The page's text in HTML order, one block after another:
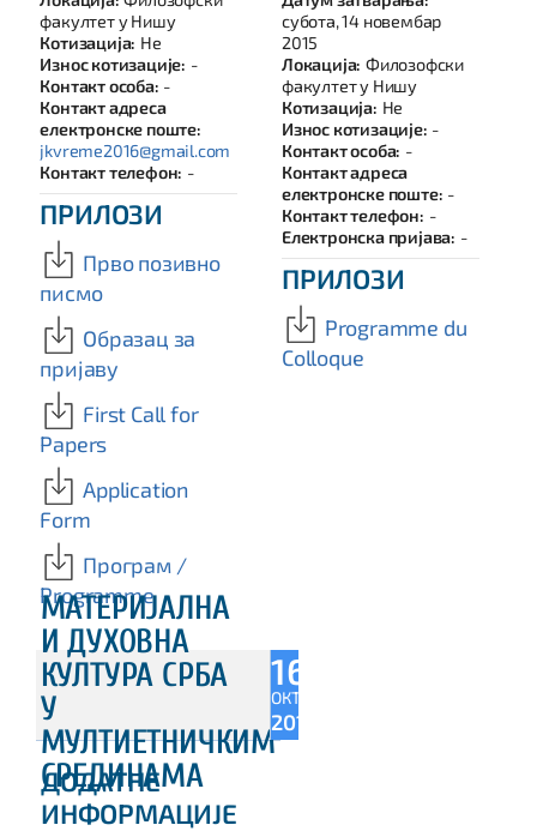
факултет у Нишу
Котизација: Не
Износ котизације: -
Контакт особа: -
Контакт адреса
електронске поште:
jkvreme2016@gmail.com
Контакт телефон: -
ПРИЛОЗИ
Прво позивно
писмо
Образац за
пријаву
First Call for
Papers
Application
Form
Програм /
Programme
субота, 14 новембар
2015
Локација: Филозофски
факултет у Нишу
Котизација: Не
Износ котизације: -
Контакт особа: -
Контакт адреса
електронске поште: -
Контакт телефон: -
Електронска пријава: -
ПРИЛОЗИ
Programme du
Colloque
МАТЕРИЈАЛНА
И ДУХОВНА
КУЛТУРА СРБА
У
МУЛТИЕТНИЧКИМ
СРЕДИНАМА
16
ОКТ
2015
ДОДАТНЕ
ИНФОРМАЦИЈЕ